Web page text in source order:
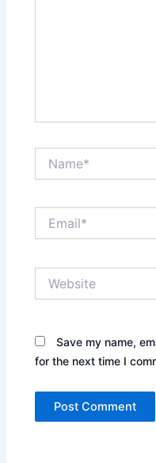
Save my name,
for the next time I